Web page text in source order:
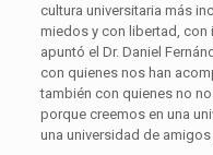
cultura universitaria más
miedos y con libertad, con
apuntó el Dr. Daniel
con quienes nos han
también con quienes no
porque creemos en una
una universidad de